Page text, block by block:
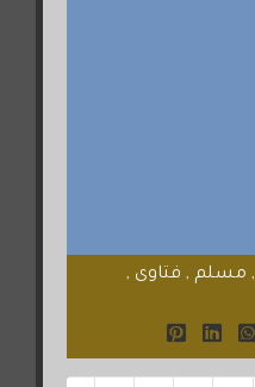
مسلم , فتاوى ,